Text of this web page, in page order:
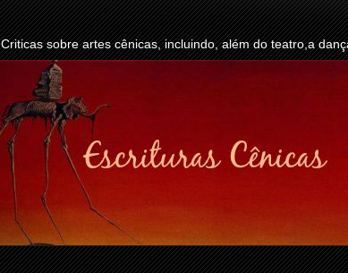
Criticas sobre artes cênicas, incluindo, além do teatro,a